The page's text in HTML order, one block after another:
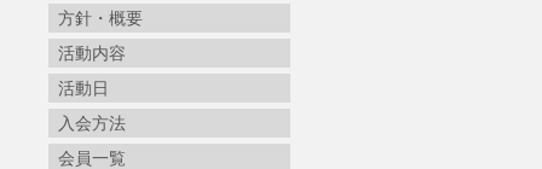
方針・概要
活動内容
活動日
入会方法
会員一覧